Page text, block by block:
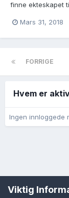
finne ekteskapet
Petersdatter fra
Mars 31, 2018
FORRIGE
Hvem er
Ingen innloggede
Viktig